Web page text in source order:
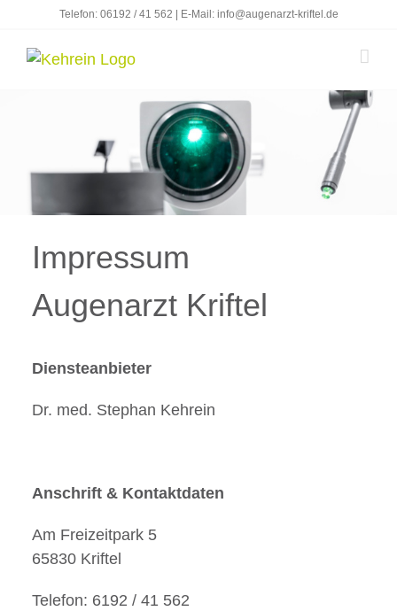
springen
Telefon: 06192 / 41 562 | E-Mail: info@augenarzt-kriftel.de
Impressum
Augenarzt Kriftel
Diensteanbieter
Dr. med. Stephan Kehrein
Anschrift & Kontaktdaten
Am Freizeitpark 5
65830 Kriftel
Telefon: 6192 / 41 562